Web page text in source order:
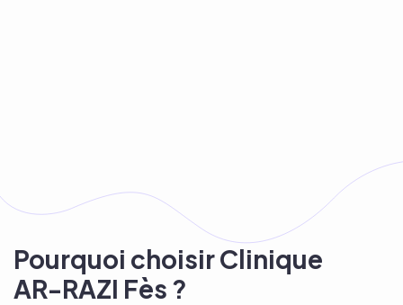
Pourquoi choisir Clinique
AR-RAZI Fès ?